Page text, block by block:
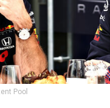
Pool